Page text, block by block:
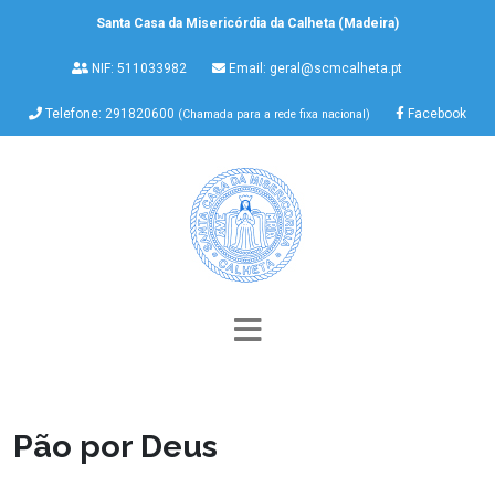
Santa Casa da Misericórdia da Calheta (Madeira)
NIF: 511033982 Email: geral@scmcalheta.pt
Telefone: 291820600 (Chamada para a rede fixa nacional) Facebook
Pão por Deus